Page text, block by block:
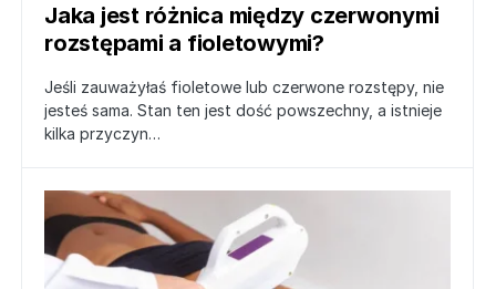
Jaka jest różnica między czerwonymi
rozstępami a fioletowymi?
Jeśli zauważyłaś fioletowe lub czerwone rozstępy, nie
jesteś sama. Stan ten jest dość powszechny, a istnieje
kilka przyczyn…